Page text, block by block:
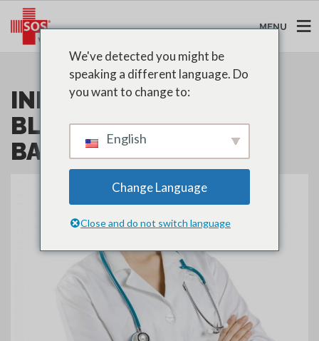
MENU
INFIRMIER : BLOUSON
BLANCHE ET ESPRIT DE
BATTANT
We've detected you might be
speaking a different language. Do
you want to change to:
English
Change Language
Close and do not switch language